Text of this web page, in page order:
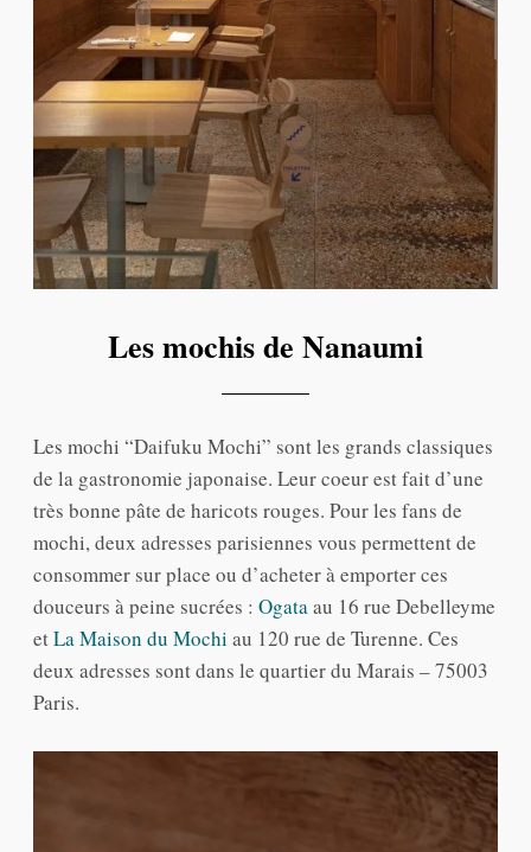
Les mochis de Nanaumi
Les mochi “Daifuku Mochi” sont les grands classiques
de la gastronomie japonaise. Leur coeur est fait d’une
très bonne pâte de haricots rouges. Pour les fans de
mochi, deux adresses parisiennes vous permettent de
consommer sur place ou d’acheter à emporter ces
douceurs à peine sucrées : Ogata au 16 rue Debelleyme
etLa Maison du Mochi au 120 rue de Turenne. Ces
deux adresses sont dans le quartier du Marais – 75003
Paris.